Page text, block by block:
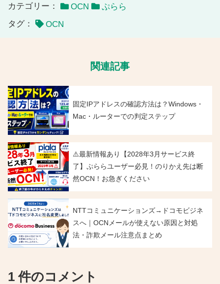
カテゴリー： OCN
ぷらら
タグ：
OCN
関連記事
固定IPアドレスの確認方法は？Windows・
Mac・ルーターでの判定ステップ
⚠️最新情報あり【2028年3月サービス終
了】ぷららユーザー必見！のりかえ先は断
然OCN！お急ぎください
NTTコミュニケーションズ→ドコモビジネ
スへ｜OCNメールが使えない原因と対処
法・詐欺メール注意点まとめ
1 件のコメント